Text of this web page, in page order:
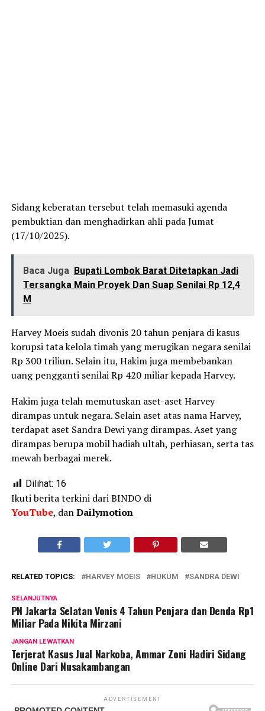
Sidang keberatan tersebut telah memasuki agenda
pembuktian dan menghadirkan ahli pada Jumat
(17/10/2025).
Baca Juga Bupati Lombok Barat Ditetapkan Jadi
Tersangka Main Proyek Dan Suap Senilai Rp 12,4
M
Harvey Moeis sudah divonis 20 tahun penjara di kasus
korupsi tata kelola timah yang merugikan negara senilai
Rp 300 triliun. Selain itu, Hakim juga membebankan
uang pengganti senilai Rp 420 miliar kepada Harvey.
Hakim juga telah memutuskan aset-aset Harvey
dirampas untuk negara. Selain aset atas nama Harvey,
terdapat aset Sandra Dewi yang dirampas. Aset yang
dirampas berupa mobil hadiah ultah, perhiasan, serta tas
mewah berbagai merek.
Dilihat: 16
Ikuti berita terkini dari BINDO di
YouTube, danDailymotion
RELATED TOPICS: HARVEY MOEIS HUKUM SANDRA DEWI
SELANJUTNYA
PN Jakarta Selatan Vonis 4 Tahun Penjara dan Denda Rp1
Miliar Pada Nikita Mirzani
JANGAN LEWATKAN
Terjerat Kasus Jual Narkoba, Ammar Zoni Hadiri Sidang
Online Dari Nusakambangan
ADVERTISEMENT